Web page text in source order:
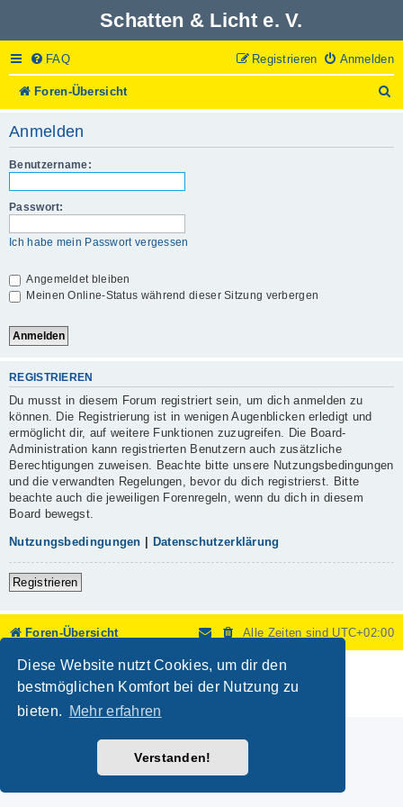
Diese Website nutzt Cookies, um dir den
bestmöglichen Komfort bei der Nutzung zu
bieten.
Mehr erfahren
Verstanden!
Schatten & Licht e. V.
FAQ Anmelden
Registrieren
Foren-Übersicht
u
Anmelden
Benutzername:
Passwort:
Ich habe mein Passwort vergessen
Angemeldet bleiben
Meinen Online-Status während dieser Sitzung verbergen
REGISTRIEREN
Du musst in diesem Forum registriert sein, um dich anmelden zu
können. Die Registrierung ist in wenigen Augenblicken erledigt und
ermöglicht dir, auf weitere Funktionen zuzugreifen. Die Board-
Administration kann registrierten Benutzern auch zusätzliche
Berechtigungen zuweisen. Beachte bitte unsere Nutzungsbedingungen
und die verwandten Regelungen, bevor du dich registrierst. Bitte
beachte auch die jeweiligen Forenregeln, wenn du dich in diesem
Board bewegst.
Nutzungsbedingungen Datenschutzerklärung
Registrieren
Foren-Übersicht Alle Zeiten sind UTC+02:00
Powered byphpBB® Forum Software © phpBB Limited
Deutsche Übersetzung durchphpBB.de